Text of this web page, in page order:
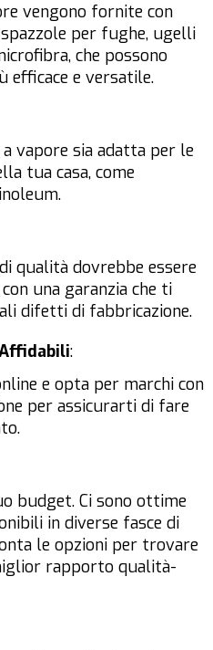
vengono fornite con
per fughe, ugelli
che possono
efficace e versatile.
vapore sia adatta per le
tua casa, come
qualità dovrebbe essere
una garanzia che ti
difetti di fabbricazione.
:
e opta per marchi con
per assicurarti di fare
budget. Ci sono ottime
in diverse fasce di
le opzioni per trovare
rapporto qualità-